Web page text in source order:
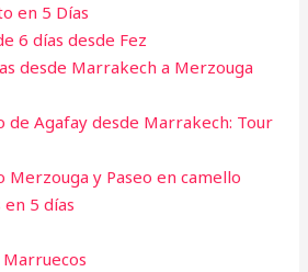
en 5 Días
6 días desde Fez
desde Marrakech a Merzouga
de Agafay desde Marrakech: Tour
y Paseo en camello
5 días
Marruecos